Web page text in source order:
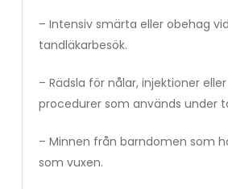
– Intensiv smärta eller obehag
tandläkarbesök.
– Rädsla för nålar, injektioner
procedurer som används under
– Minnen från barndomen som
som vuxen.